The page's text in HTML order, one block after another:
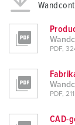
PDF,
PDF,
CAD-